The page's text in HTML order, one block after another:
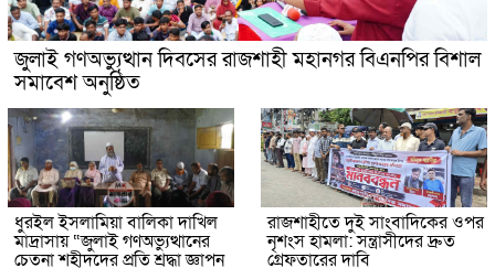
জুলাই গণঅভ্যুত্থান দিবসের রাজশাহী মহানগর বিএনপির বিশাল
সমাবেশ অনুষ্ঠিত
ধুরইল ইসলামিয়া বালিকা দাখিল
মাদ্রাসায় “জুলাই গণঅভ্যুত্থানের
চেতনা শহীদদের প্রতি শ্রদ্ধা জ্ঞাপন
রাজশাহীতে দুই সাংবাদিকের ওপর
নৃশংস হামলা: সন্ত্রাসীদের দ্রুত
গ্রেফতারের দাবি